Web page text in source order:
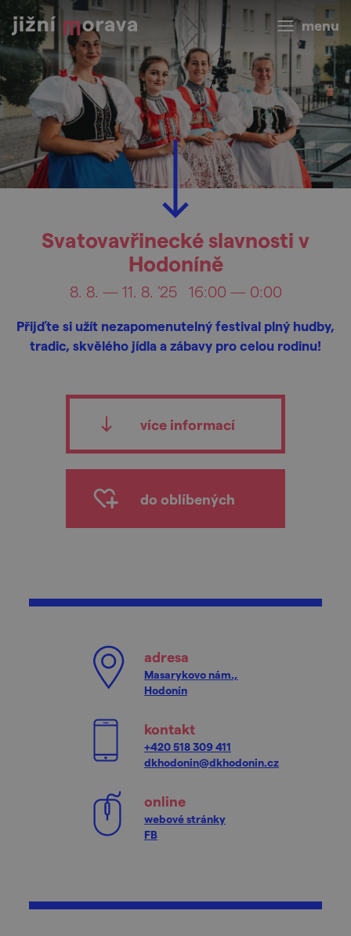
menu
Svatovavřinecké slavnosti v
Hodoníně
8. 8. — 11. 8. '25 16:00 — 0:00
Přijďte si užít nezapomenutelný festival plný hudby,
tradic, skvělého jídla a zábavy pro celou rodinu!
více informací
do oblíbených
adresa
Masarykovo nám.,
Hodonín
kontakt
+420 518 309 411
dkhodonin@dkhodonin.cz
online
webové stránky
FB